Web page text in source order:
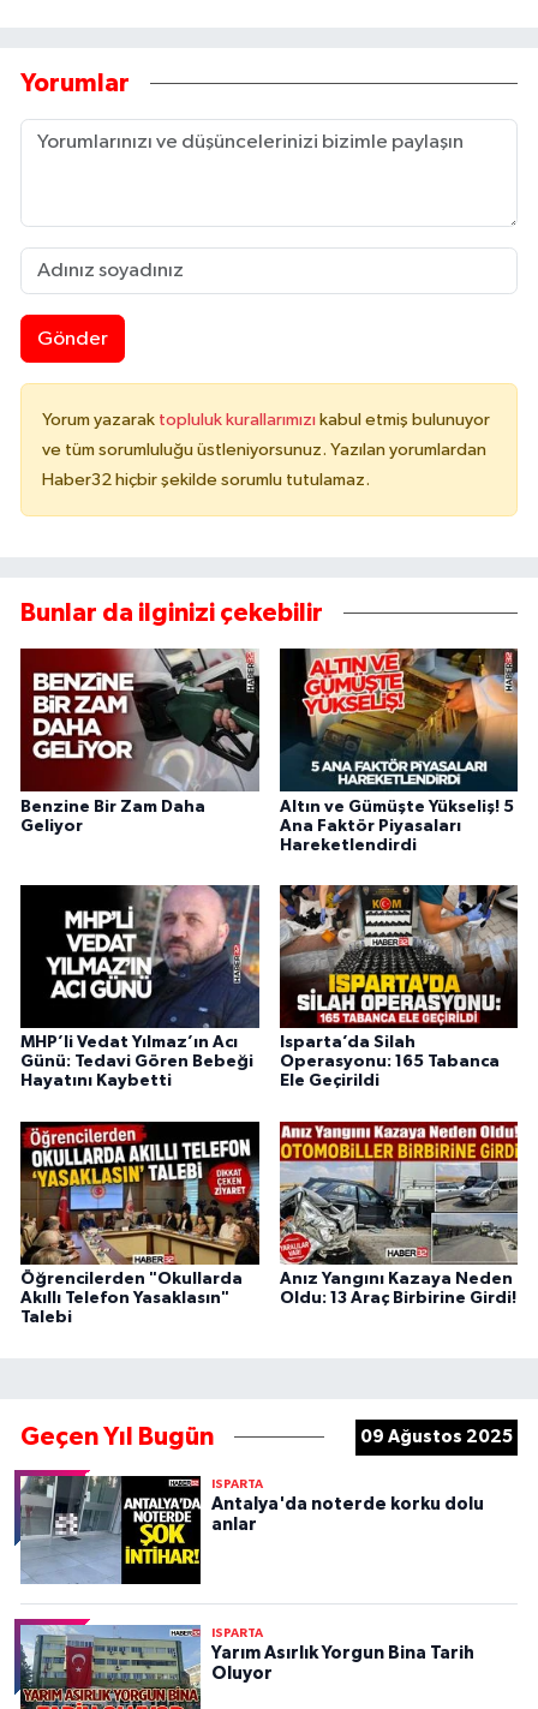
Yorumlar
Gönder
Yorum yazarak topluluk kurallarımızı kabul etmiş bulunuyor
ve tüm sorumluluğu üstleniyorsunuz. Yazılan yorumlardan
Haber32 hiçbir şekilde sorumlu tutulamaz.
Bunlar da ilginizi çekebilir
Benzine Bir Zam Daha
Geliyor
Altın ve Gümüşte Yükseliş! 5
Ana Faktör Piyasaları
Hareketlendirdi
MHP’li Vedat Yılmaz’ın Acı
Günü: Tedavi Gören Bebeği
Hayatını Kaybetti
Isparta’da Silah
Operasyonu: 165 Tabanca
Ele Geçirildi
Öğrencilerden "Okullarda
Akıllı Telefon Yasaklasın"
Talebi
Anız Yangını Kazaya Neden
Oldu: 13 Araç Birbirine Girdi!
Geçen Yıl Bugün 09 Ağustos 2025
ISPARTA
Antalya'da noterde korku dolu
anlar
ISPARTA
Yarım Asırlık Yorgun Bina Tarih
Oluyor